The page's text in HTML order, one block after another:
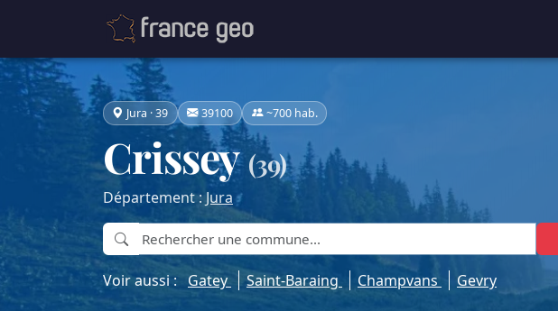
Jura · 39 39100 ~700 hab.
Crissey(39)
Département :Jura
Voir aussi : Gatey Saint-Baraing Champvans Gevry